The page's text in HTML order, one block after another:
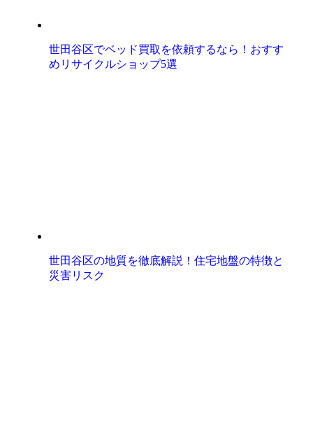
世田谷区でベッド買取を依頼するなら！おすす
めリサイクルショップ5選
世田谷区の地質を徹底解説！住宅地盤の特徴と
災害リスク